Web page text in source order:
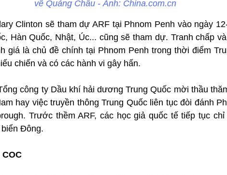
về Quảng Châu - Ảnh: China.com.cn
Clinton sẽ tham dự ARF tại Phnom Penh vào ngày
Hàn Quốc, Nhật, Úc... cũng sẽ tham dự. Tranh chấp
giá là chủ đề chính tại Phnom Penh trong thời điểm
chiến và có các hành vi gây hấn.
công ty Dầu khí hải dương Trung Quốc mời thầu
hay việc truyền thông Trung Quốc liên tục đòi đánh
Trước thềm ARF, các học giả quốc tế tiếp tục
Đông.